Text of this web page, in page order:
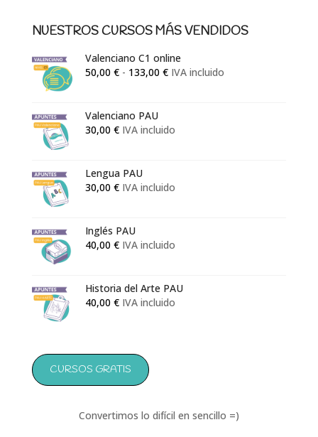
NUESTROS CURSOS MÁS VENDIDOS
Valenciano C1 online
50,00 € - 133,00 €Rango
50,00 €
IVA incluido
Valenciano PAU
30,00 € IVA incluido
Lengua PAU
30,00 € IVA incluido
Inglés PAU
40,00 € IVA incluido
Historia del Arte PAU
40,00 € IVA incluido
CURSOS GRATIS
Convertimos lo difícil en sencillo =)